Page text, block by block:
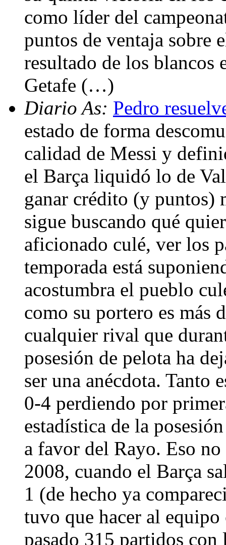
como líder del
puntos de ventaja sobre
resultado de los blancos
Getafe (…)
Diario As: Pedro
estado de forma
calidad de Messi y
el Barça liquidó lo de
ganar crédito (y puntos)
sigue buscando qué
aficionado culé, ver los
temporada está
acostumbra el pueblo
como su portero es más
cualquier rival que
posesión de pelota ha
ser una anécdota. Tanto
0-4 perdiendo por
estadística de la
a favor del Rayo. Eso no
2008, cuando el Barça
1 (de hecho ya
tuvo que hacer al equipo
pasado 315 partidos